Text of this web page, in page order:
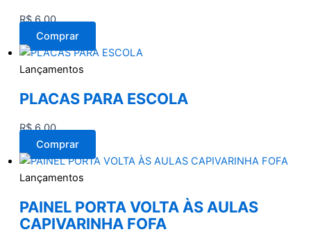
R$6,00
Comprar
Lançamentos
PLACAS PARA ESCOLA
R$6,00
Comprar
Lançamentos
PAINEL PORTA VOLTA ÀS AULAS
CAPIVARINHA FOFA